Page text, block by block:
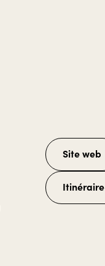
Site web
Itinéraire